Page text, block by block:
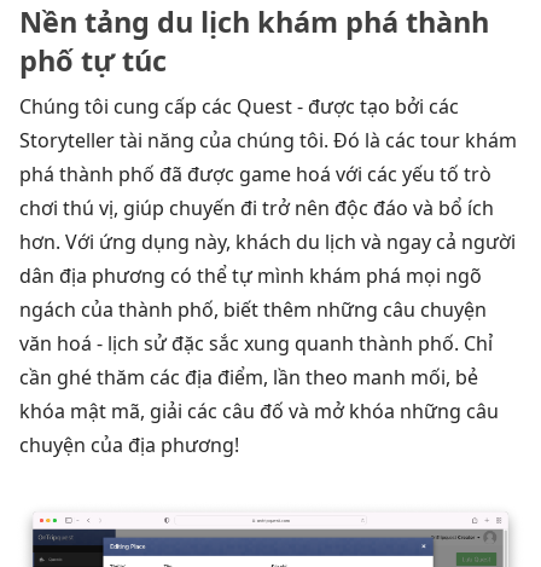
Nền tảng du lịch khám phá thành
phố tự túc
Chúng tôi cung cấp các Quest - được tạo bởi các
Storyteller tài năng của chúng tôi. Đó là các tour khám
phá thành phố đã được game hoá với các yếu tố trò
chơi thú vị, giúp chuyến đi trở nên độc đáo và bổ ích
hơn. Với ứng dụng này, khách du lịch và ngay cả người
dân địa phương có thể tự mình khám phá mọi ngõ
ngách của thành phố, biết thêm những câu chuyện
văn hoá - lịch sử đặc sắc xung quanh thành phố. Chỉ
cần ghé thăm các địa điểm, lần theo manh mối, bẻ
khóa mật mã, giải các câu đố và mở khóa những câu
chuyện của địa phương!